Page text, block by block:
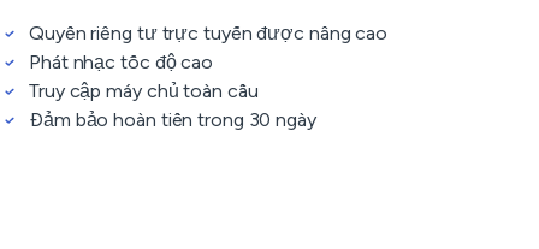
Quyền riêng tư trực tuyến được nâng cao
Phát nhạc tốc độ cao
Truy cập máy chủ toàn cầu
Đảm bảo hoàn tiền trong 30 ngày